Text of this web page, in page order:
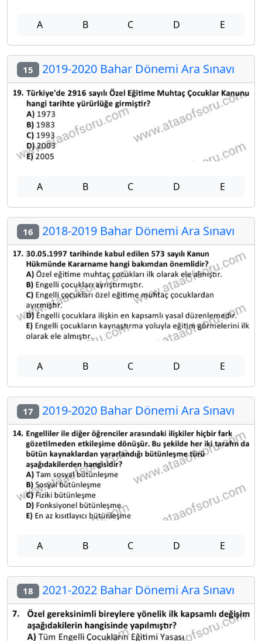
A B C D E
15 2019-2020 Bahar Dönemi Ara Sınavı
A B C D E
16 2018-2019 Bahar Dönemi Ara Sınavı
A B C D E
17 2019-2020 Bahar Dönemi Ara Sınavı
A B C D E
18 2021-2022 Bahar Dönemi Ara Sınavı